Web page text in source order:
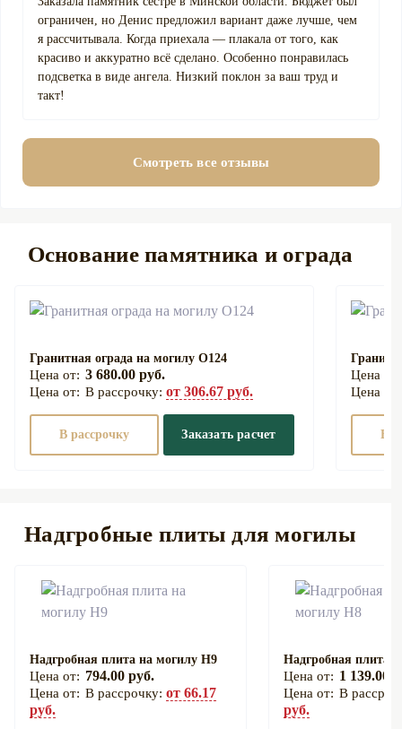
ограничен, но Денис предложил вариант даже лучше, чем
я рассчитывала. Когда приехала — плакала от того, как
красиво и аккуратно всё сделано. Особенно понравилась
подсветка в виде ангела. Низкий поклон за ваш труд и
такт!
Смотреть все отзывы
Основание памятника и ограда
Гранитная ограда на могилу О124
3 680.00 руб.
В рассрочку: от 306.67 руб.
В рассрочку Заказать расчет В
Надгробные плиты для могилы
Надгробная плита на могилу Н9
794.00 руб.
В рассрочку: от 66.17
руб.
Надгробная плита
1 139.00
В
руб.